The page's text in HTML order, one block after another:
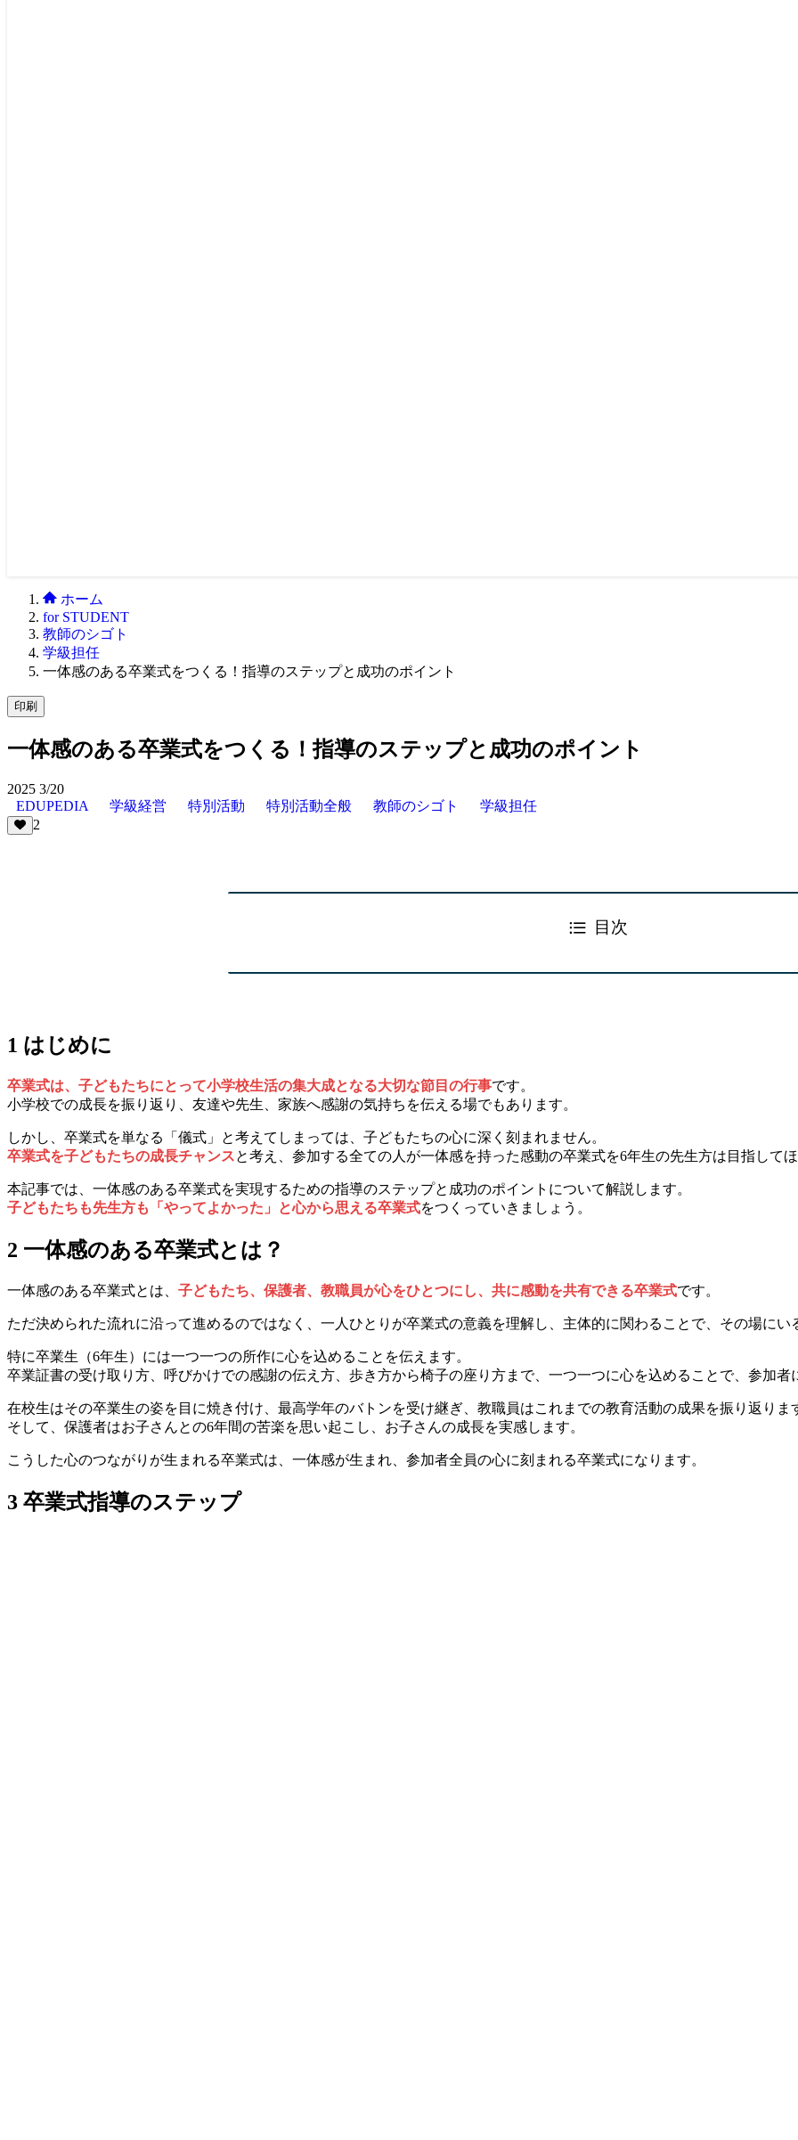
ホーム
for STUDENT
教師のシゴト
学級担任
一体感のある卒業式をつくる！指導のステップと成功のポイント
印刷
一体感のある卒業式をつくる！指導のステップと成功のポイント
2025 3/20
EDUPEDIA
学級経営 特別活動 特別活動全般 教師のシゴト
学級担任
2
目次
1 はじめに
卒業式は、子どもたちにとって小学校生活の集大成となる大切な節目の行事です。
小学校での成長を振り返り、友達や先生、家族へ感謝の気持ちを伝える場でもあります。
しかし、卒業式を単なる「儀式」と考えてしまっては、子どもたちの心に深く刻まれません。
卒業式を子どもたちの成長チャンスと考え、参加する全ての人が一体感を持った感動の卒業式を6年生の先生方は目指して
本記事では、一体感のある卒業式を実現するための指導のステップと成功のポイントについて解説します。
子どもたちも先生方も「やってよかった」と心から思える卒業式をつくっていきましょう。
2 一体感のある卒業式とは？
一体感のある卒業式とは、 子どもたち、保護者、教職員が心をひとつにし、共に感動を共有できる卒業式です。
ただ決められた流れに沿って進めるのではなく、一人ひとりが卒業式の意義を理解し、主体的に関わることで、その場にい
特に卒業生（6年生）には一つ一つの所作に心を込めることを伝えます。
卒業証書の受け取り方、呼びかけでの感謝の伝え方、歩き方から椅子の座り方まで、一つ一つに心を込めることで、参加
在校生はその卒業生の姿を目に焼き付け、最高学年のバトンを受け継ぎ、教職員はこれまでの教育活動の成果を振り返りま
そして、保護者はお子さんとの6年間の苦楽を思い起こし、お子さんの成長を実感します。
こうした心のつながりが生まれる卒業式は、一体感が生まれ、参加者全員の心に刻まれる卒業式になります。
3 卒業式指導のステップ